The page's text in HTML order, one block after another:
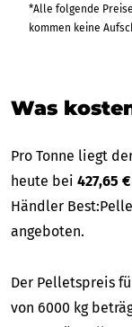
*Alle folgende Preise
Was
Pro Tonne liegt
heute bei 427,65
Händler
angeboten.
Der Pelletspreis
von 6000 kg